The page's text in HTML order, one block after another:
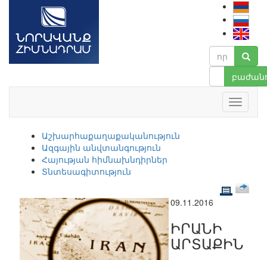
Աշխարհաքաղաքականություն
Ազգային անվտանգություն
Հայության հիմնախնդիրներ
Տնտեսագիտություն
09.11.2016
ԻՐԱՆԻ
ԱՐՏԱՔԻՆ